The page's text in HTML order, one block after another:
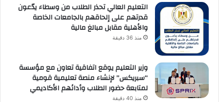
التعليم العالي تحذر الطلاب من وسطاء يدّعون
قدرتهم على إلحاقهم بالجامعات الخاصة
والأهلية مقابل مبالغ مالية
منذ 36 دقيقة
وزير التعليم يوقع اتفاقية تعاون مع مؤسسة
“سبريكس” لإنشاء منصة تعليمية قومية
لمتابعة حضور الطلاب وأدائهم الأكاديمي
منذ 40 دقيقة